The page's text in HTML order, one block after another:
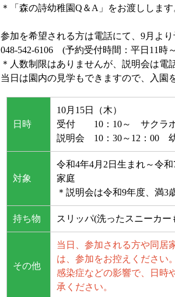
＊「森の詩幼稚園Q＆A」をお渡ししま
参加を希望される方は電話にて、9月より
048-542-6106 (予約受付時間：平日11時
＊人数制限はありませんが、説明会は電
当日は園内の見学もできますので、入園
日時
10月15日（木）
受付 10：10～ サクラホ
説明会 10：30～12：00
対象
令和4年4月2日生まれ～令
家庭
＊説明会は令和9年度、満3
持ち物 スリッパ(洗ったスニーカ
その他
当日、参加される方や同居
は、参加をお控えください。
感染症などの影響で、日時
承ください。